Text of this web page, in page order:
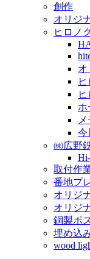
創作
オリジ
ヒロノ
オ
ホ
今
㈱広野
取付作
番地プ
オリジ
オリジ
銅製ポ
埋め込
wood